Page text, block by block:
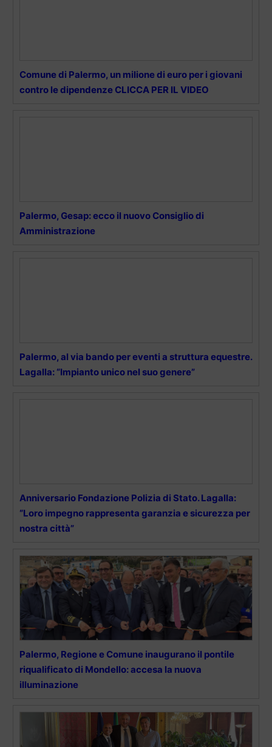
Comune di Palermo, un milione di euro per i giovani
contro le dipendenze CLICCA PER IL VIDEO
Palermo, Gesap: ecco il nuovo Consiglio di
Amministrazione
Palermo, al via bando per eventi a struttura equestre.
Lagalla: “Impianto unico nel suo genere”
Anniversario Fondazione Polizia di Stato. Lagalla:
“Loro impegno rappresenta garanzia e sicurezza per
nostra città”
Palermo, Regione e Comune inaugurano il pontile
riqualificato di Mondello: accesa la nuova
illuminazione